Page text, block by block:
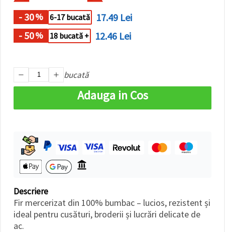
toate!
Setări
- 30% 6-17 bucată
17.49 Lei
- 50% 18 bucată + 12.46 Lei
bucată
Adauga in Cos
Descriere
Fir mercerizat din 100% bumbac – lucios, rezistent și
ideal pentru cusături, broderii și lucrări delicate de
ac.